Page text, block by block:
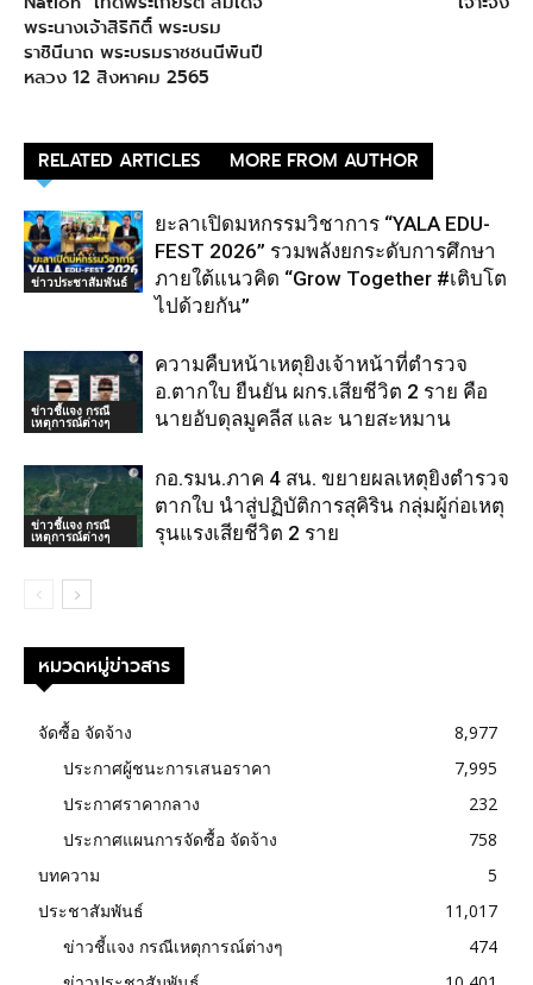
พระนางเจ้าสิริกิติ์ พระบรม
ราชินีนาถ พระบรมราชชนนีพันปี
หลวง 12 สิงหาคม 2565
RELATED ARTICLES MORE FROM AUTHOR
ข่าวประชาสัมพันธ์
ยะลาเปิดมหกรรมวิชาการ “YALA EDU-
FEST 2026” รวมพลังยกระดับการศึกษา
ภายใต้แนวคิด “Grow Together #เติบโต
ไปด้วยกัน”
ข่าวชี้แจง กรณี
เหตุการณ์ต่างๆ
ความคืบหน้าเหตุยิงเจ้าหน้าที่ตำรวจ
อ.ตากใบ ยืนยัน ผกร.เสียชีวิต 2 ราย คือ
นายอับดุลมูคลีส และ นายสะหมาน
ข่าวชี้แจง กรณี
เหตุการณ์ต่างๆ
กอ.รมน.ภาค 4 สน. ขยายผลเหตุยิงตำรวจ
ตากใบ นำสู่ปฏิบัติการสุคิริน กลุ่มผู้ก่อเหตุ
รุนแรงเสียชีวิต 2 ราย
หมวดหมู่ข่าวสาร
จัดซื้อ จัดจ้าง
8,977
ประกาศผู้ชนะการเสนอราคา
7,995
ประกาศราคากลาง
232
ประกาศแผนการจัดซื้อ จัดจ้าง
758
บทความ
5
ประชาสัมพันธ์
11,017
ข่าวชี้แจง กรณีเหตุการณ์ต่างๆ
474